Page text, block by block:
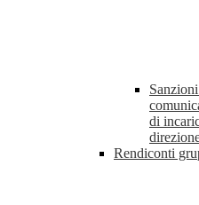
di
Rendiconti